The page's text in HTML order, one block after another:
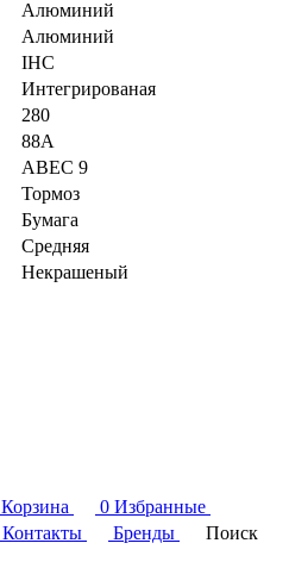
Алюминий
Алюминий
IHC
Интегрированая
280
88A
ABEC 9
Тормоз
Бумага
Средняя
Некрашеный
Корзина 0 Избранные
Контакты Бренды
Поиск